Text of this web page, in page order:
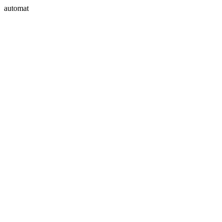
automat